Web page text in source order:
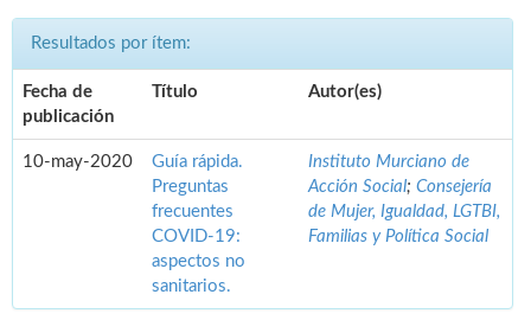
Resultados por ítem:
Fecha de
publicación
Título Autor(es)
10-may-2020
Guía rápida.
Preguntas
frecuentes
COVID-19:
aspectos no
sanitarios.
Instituto Murciano de
Acción Social; Consejería
de Mujer, Igualdad, LGTBI,
Familias y Política Social